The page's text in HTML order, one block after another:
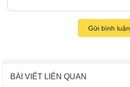
Gửi bình luận
BÀI VIẾT LIÊN QUAN